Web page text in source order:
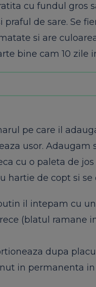
cu fundul gros
praful de sare. Se
si are
bine cam 10 zile
pe care il
usor. Adaugam
cu o paleta de
hartie de copt si se
il intepam cu
rece (blatul ramane
dupa
in permanenta